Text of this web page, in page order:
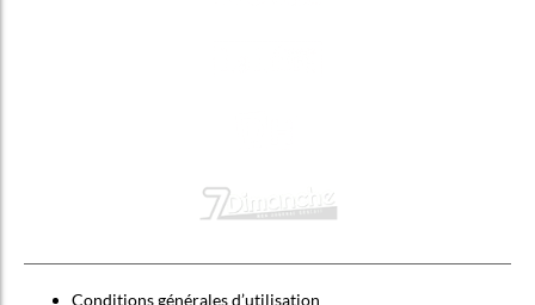
Conditions générales d’utilisation